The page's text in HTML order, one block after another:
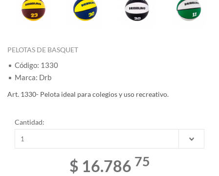
PELOTAS DE BASQUET
Código: 1330
Marca: Drb
Art. 1330- Pelota ideal para colegios y uso recreativo.
Cantidad:
$ 16.786 75